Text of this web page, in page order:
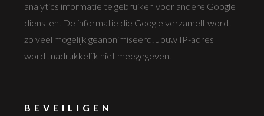
analytics informatie te gebruiken voor andere Google
diensten. De informatie die Google verzamelt wordt
zo veel mogelijk geanonimiseerd. Jouw IP-adres
wordt nadrukkelijk niet meegegeven.
BEVEILIGEN